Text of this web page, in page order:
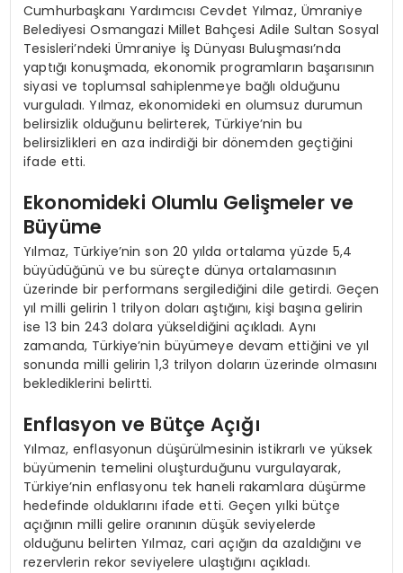
Cumhurbaşkanı Yardımcısı Cevdet Yılmaz, Ümraniye
Belediyesi Osmangazi Millet Bahçesi Adile Sultan Sosyal
Tesisleri’ndeki Ümraniye İş Dünyası Buluşması’nda
yaptığı konuşmada, ekonomik programların başarısının
siyasi ve toplumsal sahiplenmeye bağlı olduğunu
vurguladı. Yılmaz, ekonomideki en olumsuz durumun
belirsizlik olduğunu belirterek, Türkiye’nin bu
belirsizlikleri en aza indirdiği bir dönemden geçtiğini
ifade etti.
Ekonomideki Olumlu Gelişmeler ve
Büyüme
Yılmaz, Türkiye’nin son 20 yılda ortalama yüzde 5,4
büyüdüğünü ve bu süreçte dünya ortalamasının
üzerinde bir performans sergilediğini dile getirdi. Geçen
yıl milli gelirin 1 trilyon doları aştığını, kişi başına gelirin
ise 13 bin 243 dolara yükseldiğini açıkladı. Aynı
zamanda, Türkiye’nin büyümeye devam ettiğini ve yıl
sonunda milli gelirin 1,3 trilyon doların üzerinde olmasını
beklediklerini belirtti.
Enflasyon ve Bütçe Açığı
Yılmaz, enflasyonun düşürülmesinin istikrarlı ve yüksek
büyümenin temelini oluşturduğunu vurgulayarak,
Türkiye’nin enflasyonu tek haneli rakamlara düşürme
hedefinde olduklarını ifade etti. Geçen yılki bütçe
açığının milli gelire oranının düşük seviyelerde
olduğunu belirten Yılmaz, cari açığın da azaldığını ve
rezervlerin rekor seviyelere ulaştığını açıkladı.